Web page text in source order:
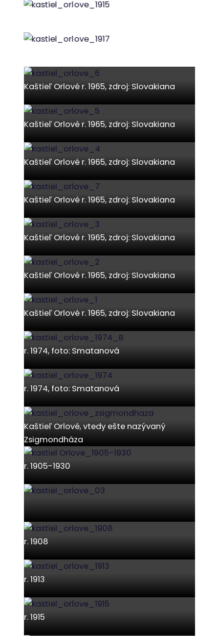
Kaštieľ Orlové r. 1965, zdroj: Slovakiana
Kaštieľ Orlové r. 1965, zdroj: Slovakiana
Kaštieľ Orlové r. 1965, zdroj: Slovakiana
Kaštieľ Orlové r. 1965, zdroj: Slovakiana
Kaštieľ Orlové r. 1965, zdroj: Slovakiana
Kaštieľ Orlové r. 1965, zdroj: Slovakiana
Kaštieľ Orlové r. 1965, zdroj: Slovakiana
r. 1974, foto: Smatanová
r. 1974, foto: Smatanová
Kaštieľ Orlové, vtedy ešte nazývaný
Zsigmondháza
r. 1905-1930
r. 1908
r. 1913
r. 1915